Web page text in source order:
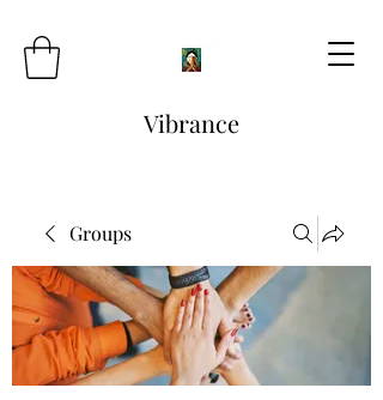
Vibrance
Groups